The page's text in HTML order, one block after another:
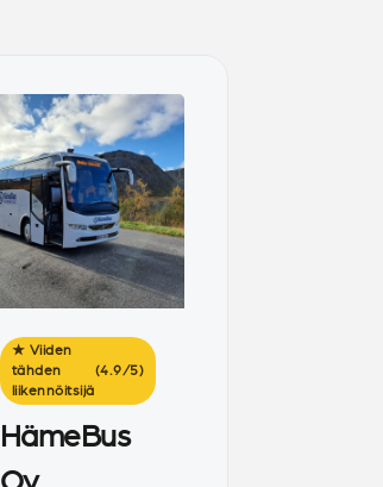
★ Viiden
tähden
liikennöitsijä
(4.9/5)
HämeBus